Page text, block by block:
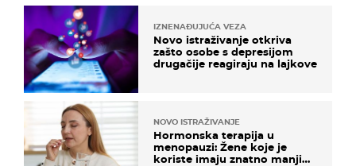
IZNENAĐUJUĆA VEZA
Novo istraživanje otkriva
zašto osobe s depresijom
drugačije reagiraju na lajkove
NOVO ISTRAŽIVANJE
Hormonska terapija u
menopauzi: Žene koje je
koriste imaju znatno manji